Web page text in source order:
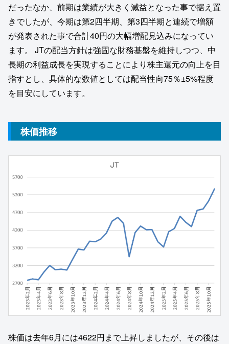
だったなか、前期は業績が大きく減益となった事で据え置
きでしたが、今期は第2四半期、第3四半期と連続で増額
が発表された事で合計40円の大幅増配見込みになってい
ます。 JTの配当方針は強固な財務基盤を維持しつつ、中
長期の利益成長を実現することにより株主還元の向上を目
指すとし、具体的な数値としては配当性向75％±5%程度
を目安にしています。
株価推移
株価は去年6月には4622円まで上昇しましたが、その後は